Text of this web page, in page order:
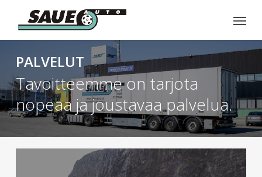
content
Menu
PALVELUT
Tavoitteemme on tarjota
nopeaa ja joustavaa palvelua.